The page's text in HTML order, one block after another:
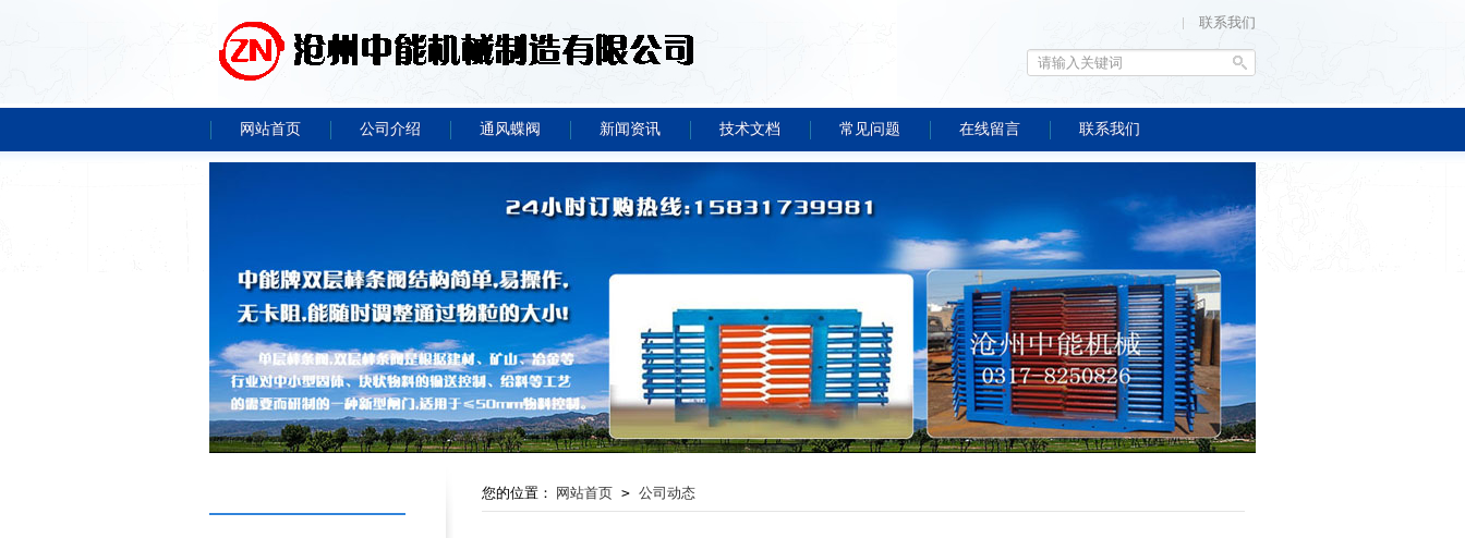
联系我们
网站首页 公司介绍 通风蝶阀 新闻资讯 技术文档 常见问题 在线留言 联系我们
您的位置： 网站首页 > 公司动态